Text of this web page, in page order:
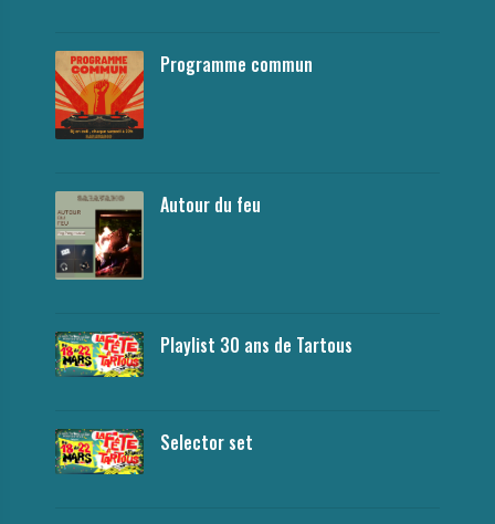
Programme commun
Autour du feu
Playlist 30 ans de Tartous
Selector set